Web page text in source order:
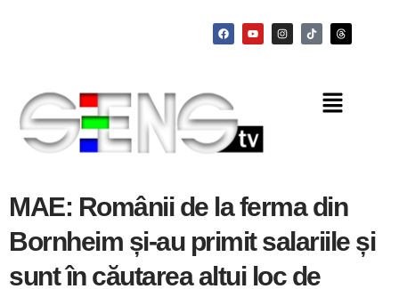
MAE: Românii de la ferma din
Bornheim și-au primit salariile și
sunt în căutarea altui loc de